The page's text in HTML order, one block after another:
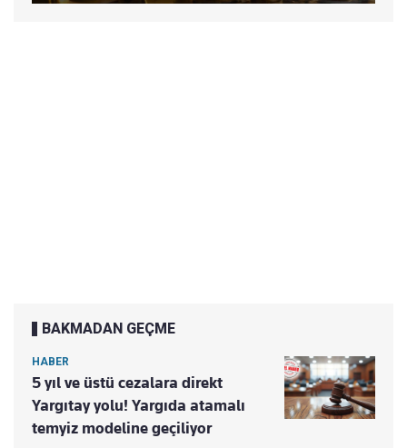
BAKMADAN GEÇME
HABER
5 yıl ve üstü cezalara direkt
Yargıtay yolu! Yargıda atamalı
temyiz modeline geçiliyor